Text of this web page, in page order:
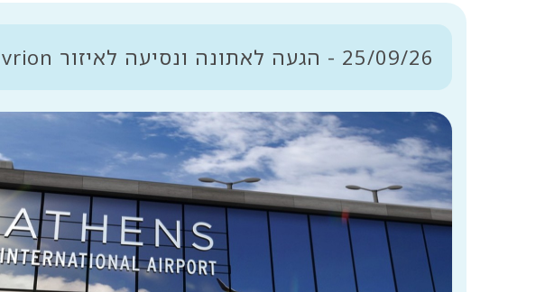
25/09/26 - הגעה לאתונה ונסיעה לאיזור Lavrion ללינה